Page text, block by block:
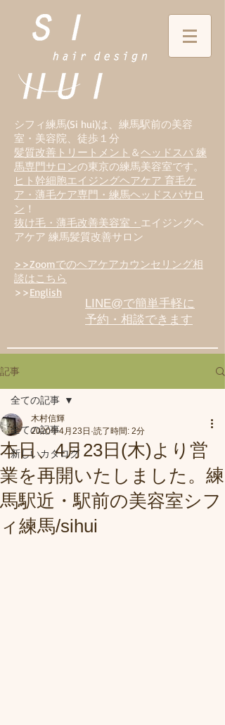
シフィ練馬(Si hui)は、 練馬駅前の美容
室・美容院、徒歩１分
髪質改善トリートメント ＆ヘッドスパ 練
馬専門サロンの東京の練馬美容室です。
ヒト幹細胞エイジングヘアケア 育毛ケ
ア・薄毛ケア専門・練馬ヘッドスパサロ
ン ！
抜け毛・薄毛改善美容室・ エイジングヘ
アケア 練馬髪質改善サロン
>>Zoomでのヘアケアカウンセリング相
談はこちら
>>English
LINE@で簡単手軽に
予約・相談できます
記事
全ての記事
新しいカタログ
全ての記事
本日、4月23日(木)より営
業を再開いたしました。練
馬駅近・駅前の美容室シフ
ィ練馬/sihui
木村信輝
2020年4月23日 読了時間: 2分